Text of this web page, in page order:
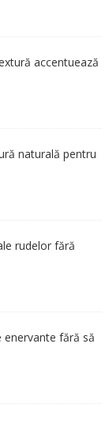
accentuează
naturală pentru
rudelor fără
enervante fără să